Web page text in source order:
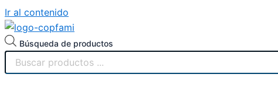
Ir al contenido
Búsqueda de productos